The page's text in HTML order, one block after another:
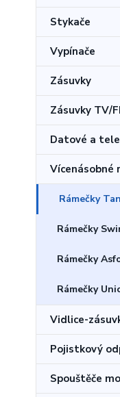
Stykače
Vypínače
Zásuvky
Zásuvky TV/
Datové a
Vícenásobné
Rámečky
Rámečky
Rámečky
Rámečky
Vidlice-
Pojistkový
Spouštěče